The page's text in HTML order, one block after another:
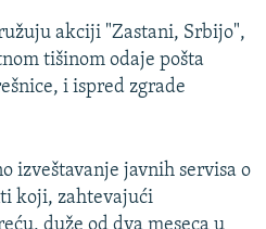
akciji "Zastani, Srbijo",
tišinom odaje pošta
i ispred zgrade
izveštavanje javnih servisa o
koji, zahtevajući